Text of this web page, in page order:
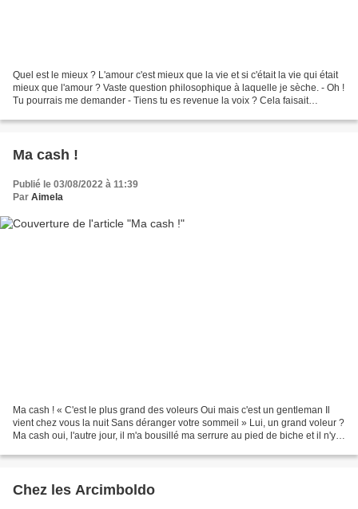
Quel est le mieux ? L'amour c'est mieux que la vie et si c'était la vie qui était
mieux que l'amour ? Vaste question philosophique à laquelle je sèche. - Oh !
Tu pourrais me demander - Tiens tu es revenue la voix ? Cela faisait
Ma cash !
Publié le 03/08/2022 à 11:39
Par Aimela
Ma cash ! « C'est le plus grand des voleurs Oui mais c'est un gentleman Il
vient chez vous la nuit Sans déranger votre sommeil » Lui, un grand voleur ?
Ma cash oui, l'autre jour, il m'a bousillé ma serrure au pied de biche et il n'y a
Chez les Arcimboldo